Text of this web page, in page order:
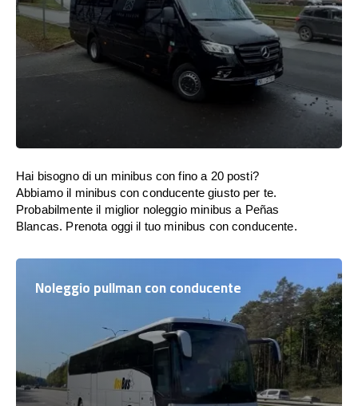
Hai bisogno di un minibus con fino a 20 posti?
Abbiamo il minibus con conducente giusto per te.
Probabilmente il miglior noleggio minibus a Peñas
Blancas. Prenota oggi il tuo minibus con conducente.
Noleggio pullman con conducente